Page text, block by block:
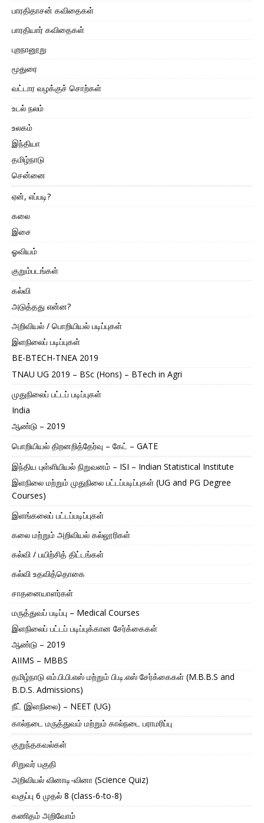
பாரதிதாசன் கவிதைகள்
பாரதியார் கவிதைகள்
புறநானூறு
மூதுரை
வட்டார வழக்குச் சொற்கள்
உடல் நலம்
உலகம்
இந்தியா
தமிழ்நாடு
சென்னை
ஏன், எப்படி?
கலை
இசை
ஓவியம்
குறும்படங்கள்
கல்வி
அடுத்தது என்ன?
அறிவியல் / பொறியியல் படிப்புகள்
இளநிலைப் படிப்புகள்
BE-BTECH-TNEA 2019
TNAU UG 2019 – BSc (Hons) – BTech in Agri
முதுநிலைப் பட்டப் படிப்புகள்
India
ஆண்டு – 2019
பொறியியல் திறனறித்தேர்வு – கேட் – GATE
இந்திய புள்ளியியல் நிறுவனம் – ISI – Indian Statistical Institute
இளநிலை மற்றும் முதுநிலை பட்டப்படிப்புகள் (UG and PG Degree
Courses)
இளங்கலைப் பட்டப்படிப்புகள்
கலை மற்றும் அறிவியல் கல்லூரிகள்
கல்வி / பயிற்சித் திட்டங்கள்
கல்வி உதவித்தொகை
சாதனையாளர்கள்
மருத்துவப் படிப்பு – Medical Courses
இளநிலைப் பட்டப் படிப்புக்கான சேர்க்கைகள்
ஆண்டு – 2019
AIIMS – MBBS
தமிழ்நாடு எம்.பி.பி.எஸ் மற்றும் பி.டி.எஸ் சேர்க்கைகள் (M.B.B.S and
B.D.S. Admissions)
நீட் (இளநிலை) – NEET (UG)
கால்நடை மருத்துவம் மற்றும் கால்நடை பராமரிப்பு
குறுந்தகவல்கள்
சிறுவர் பகுதி
அறிவியல் வினாடி-வினா (Science Quiz)
வகுப்பு 6 முதல் 8 (class-6-to-8)
கணிதம் அறிவோம்